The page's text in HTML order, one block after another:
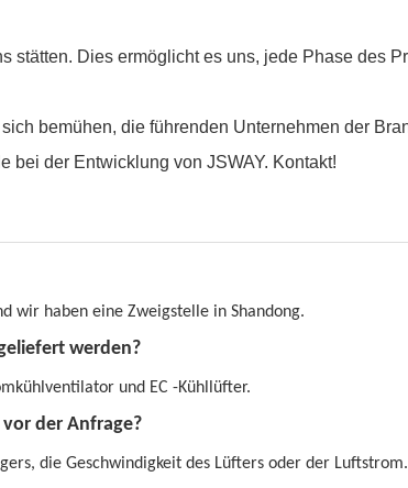
stätten. Dies ermöglicht es uns, jede Phase des
bemühen, die führenden Unternehmen der
bei der Entwicklung von JSWAY. Kontakt!
wir haben eine Zweigstelle in Shandong.
werden?
und EC -Kühllüfter.
der Anfrage?
die Geschwindigkeit des Lüfters oder der Luftstrom.